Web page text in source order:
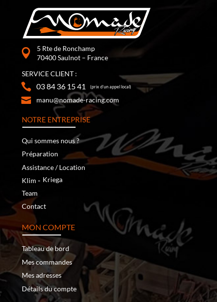
5 Rte de Ronchamp
70400 Saulnot – France
SERVICE CLIENT :
03 84 36 15 41 (prix d’un appel local)
manu@nomade-racing.com
NOTRE ENTREPRISE
Qui sommes nous ?
Préparation
Assistance / Location
Klim ‐ Kriega
Team
Contact
MON COMPTE
Tableau de bord
Mes commandes
Mes adresses
Détails du compte